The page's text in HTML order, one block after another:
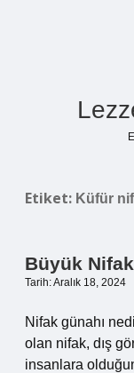
Etiket: Küfür
Büyük
Tarih: Aralık 18, 2024
Nifak günahı
olan nifak, dış
insanlara